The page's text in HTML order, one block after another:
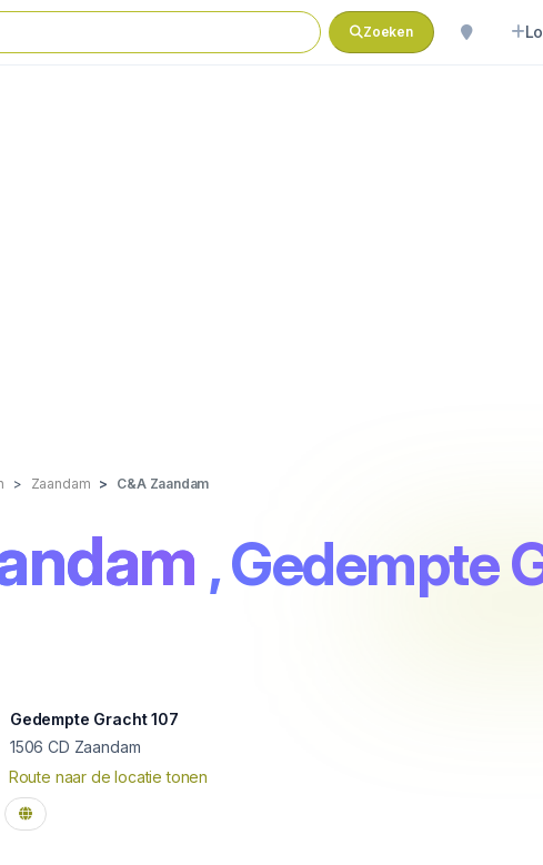
Zoeken
Zaandam C&A Zaandam
, Gedempte
Gedempte Gracht 107
1506 CD Zaandam
Route naar de locatie tonen